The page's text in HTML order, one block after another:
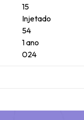
15
Injetado
54
1 ano
024